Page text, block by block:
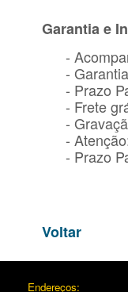
Garantia e
-
-
- Prazo
- Frete
-
-
- Prazo
Voltar
Endereços: